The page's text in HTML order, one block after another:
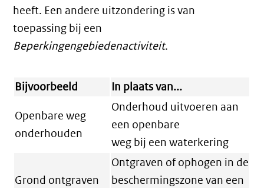
heeft. Een andere uitzondering is van
toepassing bij een
Beperkingengebiedenactiviteit.
Bijvoorbeeld In plaats van...
Openbare weg
onderhouden
Onderhoud uitvoeren aan
een openbare
weg bij een waterkering
Grond ontgraven
Ontgraven of ophogen in de
beschermingszone van een